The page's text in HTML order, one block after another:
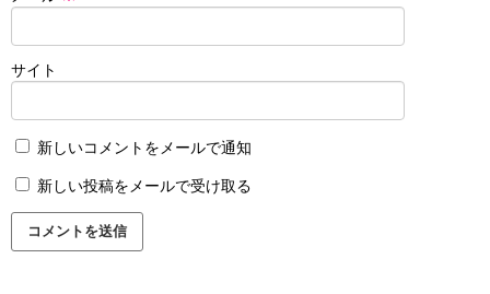
サイト
新しいコメントをメールで通知
新しい投稿をメールで受け取る